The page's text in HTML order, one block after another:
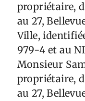
propriétaire,
au 27,
Ville,
979-4 et au
Monsieur
propriétaire,
au 27,